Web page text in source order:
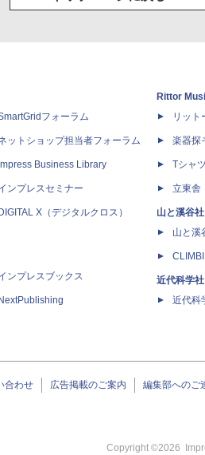
フォーラム
ットショップ担当者フォーラム
Business Library
ンプレスセミナー
X（デジタルクロス）
ンプレスブックス
Rittor
リット
楽器探
Tシャ
立東舎
山と溪谷社
山と溪
近代科学社
近代科
合わせ 広告掲載のご案内 編集部へのご
Copyright ©2026